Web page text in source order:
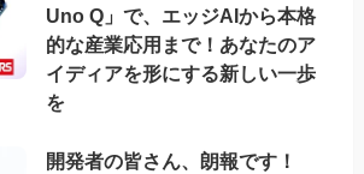
Uno Q」で、エッジAIから本格
的な産業応用まで！あなたのア
イディアを形にする新しい一歩
を
開発者の皆さん、朗報です！